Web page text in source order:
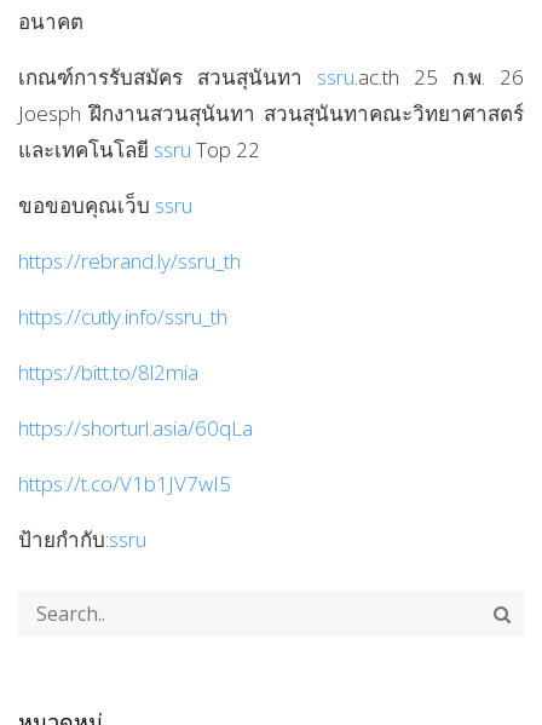
อนาคต
เกณฑ์การรับสมัคร สวนสุนันทา ssru.ac.th 25 ก.พ. 26
Joesph ฝึกงานสวนสุนันทา สวนสุนันทาคณะวิทยาศาสตร์
และเทคโนโลยี ssru Top 22
ขอขอบคุณเว็บ ssru
https://rebrand.ly/ssru_th
https://cutly.info/ssru_th
https://bitt.to/8l2mia
https://shorturl.asia/60qLa
https://t.co/V1b1JV7wI5
ป้ายกำกับ:ssru